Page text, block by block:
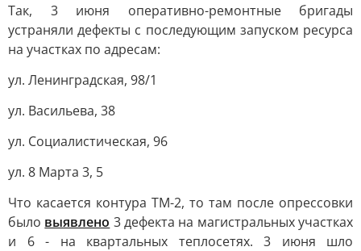
Так, 3 июня оперативно-ремонтные бригады
устраняли дефекты с последующим запуском ресурса
на участках по адресам:
ул. Ленинградская, 98/1
ул. Васильева, 38
ул. Социалистическая, 96
ул. 8 Марта 3, 5
Что касается контура ТМ-2, то там после опрессовки
было выявлено 3 дефекта на магистральных участках
и 6 - на квартальных теплосетях. 3 июня шло